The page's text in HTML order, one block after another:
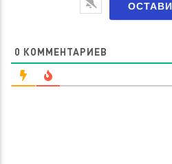
0 КОММЕНТАРИЕВ